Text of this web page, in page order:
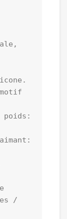
poids:
/